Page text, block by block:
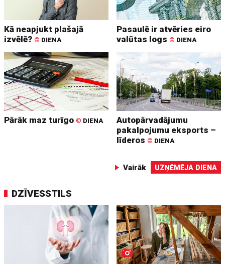
Kā neapjukt plašajā
izvēlē? © DIENA
Pasaulē ir atvēries eiro
valūtas logs © DIENA
Pārāk maz turīgo © DIENA
Autopārvadājumu
pakalpojumu eksports –
līderos © DIENA
Vairāk UZŅĒMĒJA DIENA
DZĪVESSTILS